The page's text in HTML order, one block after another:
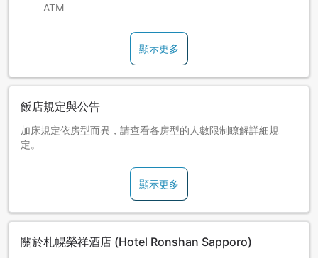
ATM
顯示更多
飯店規定與公告
加床規定依房型而異，請查看各房型的人數限制瞭解詳細規
定。
顯示更多
關於札幌榮祥酒店 (Hotel Ronshan Sapporo)